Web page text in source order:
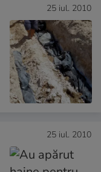
25 iul. 2010
25 iul. 2010